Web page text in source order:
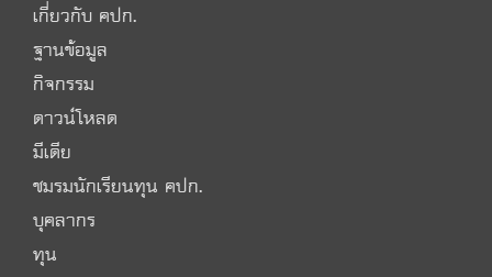
เกี่ยวกับ คปก.
ฐานข้อมูล
กิจกรรม
ดาวน์โหลด
มีเดีย
ชมรมนักเรียนทุน คปก.
บุคลากร
ทุน